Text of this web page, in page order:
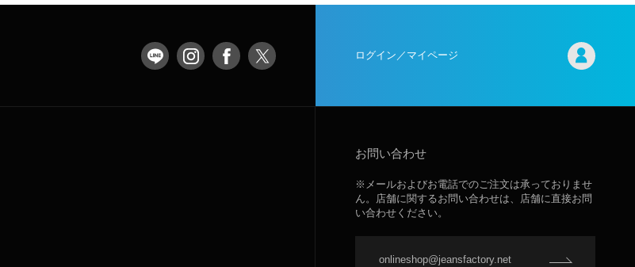
ログイン／マイページ
お問い合わせ
※メールおよびお電話でのご注文は承っておりませ
ん。店舗に関するお問い合わせは、店舗に直接お問
い合わせください。
onlineshop@jeansfactory.net